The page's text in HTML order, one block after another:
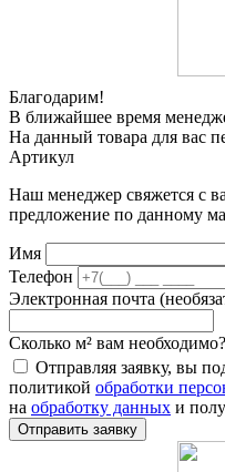
Благодарим!
В ближайшее время
На данный товара для вас
Артикул
Наш менеджер свяжется с
предложение по данному
Имя
Телефон
Электронная почта
Сколько м² вам необходимо?
Отправляя заявку, вы
политикой обработки
на обработку данных и
Отправить заявку